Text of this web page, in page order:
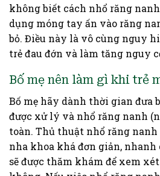
không biết cách nhổ răng
dụng móng tay ấn vào răng
bỏ. Điều này là vô cùng nguy
trẻ đau đớn và làm tăng nguy
Bố mẹ nên làm gì khi trẻ
Bố mẹ hãy dành thời gian đưa
được xử lý và nhổ răng nanh
toàn. Thủ thuật nhổ răng
nha khoa khá đơn giản,
sẽ được thăm khám để xem